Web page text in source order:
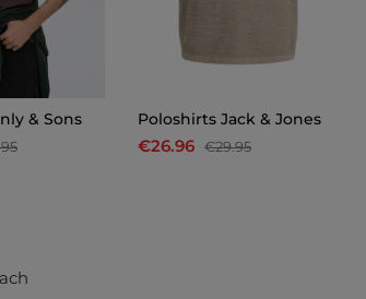
& Sons
Poloshirts Jack & Jones
€26.96 €29.95